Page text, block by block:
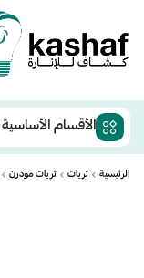
الأقسام الأساسية
الرئيسية ثريات ثريات مودرن